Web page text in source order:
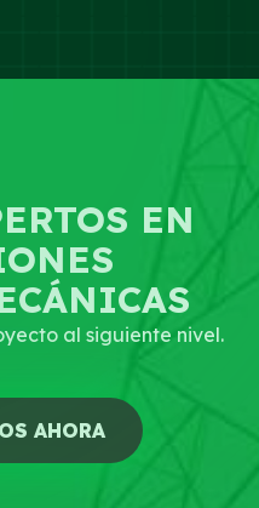
EN
al siguiente nivel.
AHORA